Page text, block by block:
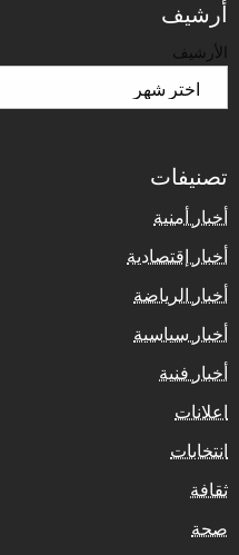
أرشيف
الأرشيف
تصنيفات
أخبار أمنية
أخبار إقتصادية
أخبار الرياضة
أخبار سياسية
أخبار فنية
اعلانات
انتخابات
ثقافة
صحة